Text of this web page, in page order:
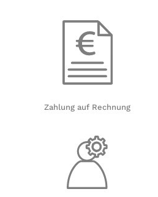
Zahlung auf Rechnung